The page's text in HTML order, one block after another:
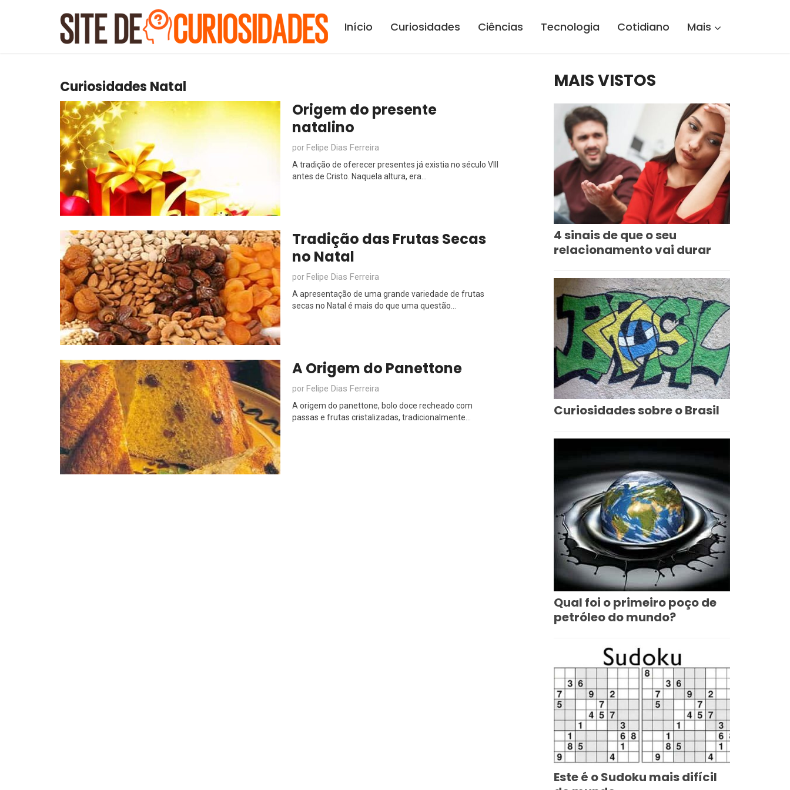
Início Curiosidades Ciências Tecnologia Cotidiano Mais
Curiosidades Natal
Origem do presente
natalino
porFelipe Dias Ferreira
A tradição de oferecer presentes já existia no século VIII
antes de Cristo. Naquela altura, era...
Tradição das Frutas Secas
no Natal
porFelipe Dias Ferreira
A apresentação de uma grande variedade de frutas
secas no Natal é mais do que uma questão...
A Origem do Panettone
porFelipe Dias Ferreira
A origem do panettone, bolo doce recheado com
passas e frutas cristalizadas, tradicionalmente...
MAIS VISTOS
4 sinais de que o seu
relacionamento vai durar
Curiosidades sobre o Brasil
Qual foi o primeiro poço de
petróleo do mundo?
Este é o Sudoku mais difícil